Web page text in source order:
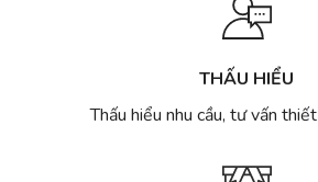
THẤU HIỂU
Thấu hiểu nhu cầu, tư vấn